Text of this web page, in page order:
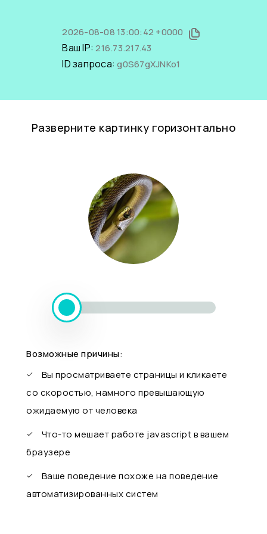
2026-08-08 13:00:42 +0000
Ваш IP:216.73.217.43
ID запроса:g0S67gXJNKo1
Разверните картинку горизонтально
Возможные причины:
Вы просматриваете страницы и кликаете
со скоростью, намного превышающую
ожидаемую от человека
Что-то мешает работе javascript в вашем
браузере
Ваше поведение похоже на поведение
автоматизированных систем